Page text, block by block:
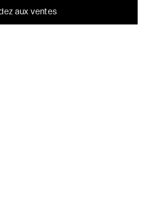
aux ventes
bon.